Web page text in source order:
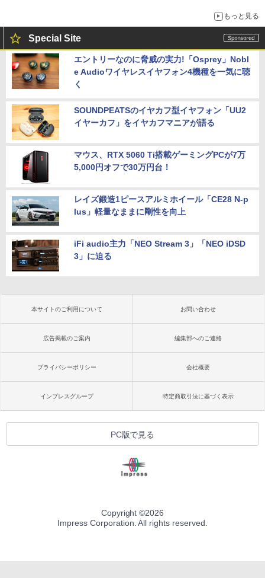
もっと見る
Special Site
エントリーなのに脅威の実力!「Osprey」Nobl
e Audioワイヤレスイヤフォン4機種を一気に聴
く
SOUNDPEATSのイヤカフ型イヤフォン「UU2
イヤーカフ」をイヤカフマニアが語る
マウス、RTX 5060 Ti搭載ゲーミングPCが7万
5,000円オフで30万円台！
レイズ鍛造1ピースアルミホイール「CE28 N-p
lus」軽量なままに剛性を向上
iFi audio主力「NEO Stream 3」「NEO iDSD
3」に迫る
本サイトのご利用について お問い合わせ
広告掲載のご案内 編集部へのご連絡
プライバシーポリシー 会社概要
インプレスグループ 特定商取引法に基づく表示
PC版で見る
Copyright ©2026
Impress Corporation. All rights reserved.